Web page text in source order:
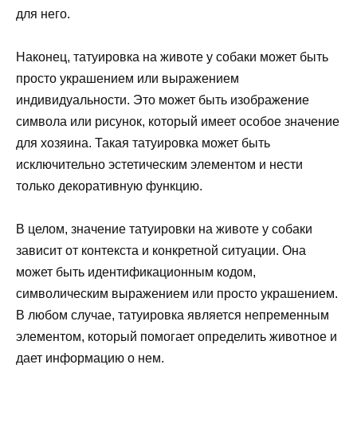
для него.
Наконец, татуировка на животе у собаки может быть
просто украшением или выражением
индивидуальности. Это может быть изображение
символа или рисунок, который имеет особое значение
для хозяина. Такая татуировка может быть
исключительно эстетическим элементом и нести
только декоративную функцию.
В целом, значение татуировки на животе у собаки
зависит от контекста и конкретной ситуации. Она
может быть идентификационным кодом,
символическим выражением или просто украшением.
В любом случае, татуировка является непременным
элементом, который помогает определить животное и
дает информацию о нем.